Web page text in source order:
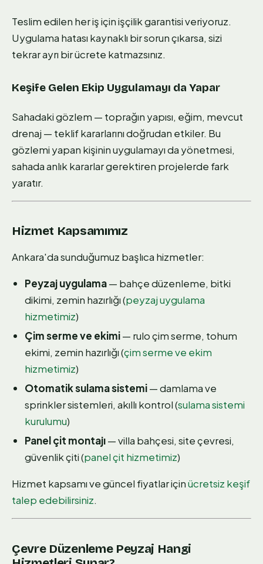
Teslim edilen her iş için işçilik garantisi veriyoruz.
Uygulama hatası kaynaklı bir sorun çıkarsa, sizi
tekrar ayrı bir ücrete katmazsınız.
Keşife Gelen Ekip Uygulamayı da Yapar
Sahadaki gözlem — toprağın yapısı, eğim, mevcut
drenaj — teklif kararlarını doğrudan etkiler. Bu
gözlemi yapan kişinin uygulamayı da yönetmesi,
sahada anlık kararlar gerektiren projelerde fark
yaratır.
Hizmet Kapsamımız
Ankara'da sunduğumuz başlıca hizmetler:
Peyzaj uygulama— bahçe düzenleme, bitki
dikimi, zemin hazırlığı (peyzaj uygulama
hizmetimiz)
Çim serme ve ekimi— rulo çim serme, tohum
ekimi, zemin hazırlığı (çim serme ve ekim
hizmetimiz)
Otomatik sulama sistemi— damlama ve
sprinkler sistemleri, akıllı kontrol (sulama sistemi
kurulumu)
Panel çit montajı— villa bahçesi, site çevresi,
güvenlik çiti (panel çit hizmetimiz)
Hizmet kapsamı ve güncel fiyatlar içinücretsiz keşif
talep edebilirsiniz.
Çevre Düzenleme Peyzaj Hangi